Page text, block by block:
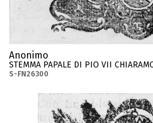
Anonimo
STEMMA PAPALE DI PIO VII
S-FN26300